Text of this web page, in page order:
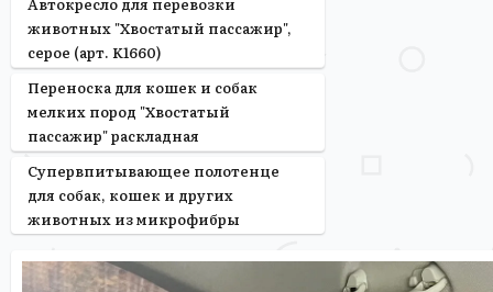
животных "Хвостатый пассажир",
серое (арт. K1660)
Переноска для кошек и собак
мелких пород "Хвостатый
пассажир" раскладная
Супервпитывающее полотенце
для собак, кошек и других
животных из микрофибры